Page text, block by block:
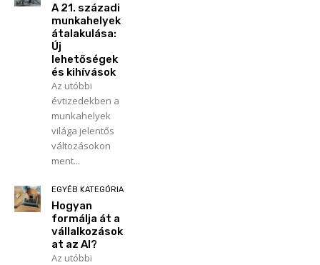
A 21. századi
munkahelyek
átalakulása:
Új
lehetőségek
és kihívások
Az utóbbi
évtizedekben a
munkahelyek
világa jelentős
változásokon
ment...
EGYÉB KATEGÓRIA
Hogyan
formálja át a
vállalkozások
at az AI?
Az utóbbi